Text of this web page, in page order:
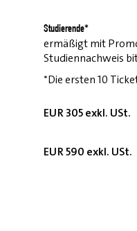
Studierende*
ermäßigt mit
Studiennachweis
*Die ersten 10
EUR 305 exkl. USt.
EUR 590 exkl. USt.